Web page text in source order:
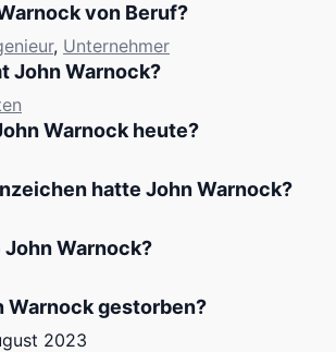
von Beruf?
, Unternehmer
John Warnock?
Warnock heute?
hatte John Warnock?
Warnock?
Warnock gestorben?
2023